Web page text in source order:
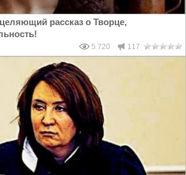
рассказ о Творце,
5 720 117